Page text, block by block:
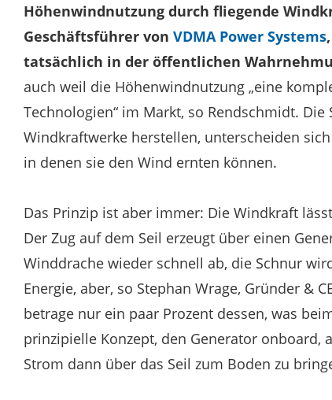
Höhenwindnutzung durch fliegende
Geschäftsführer von VDMA Power Systems
tatsächlich in der öffentlichen
auch weil die Höhenwindnutzung „eine
Technologien“ im Markt, so Rendschmidt.
Windkraftwerke herstellen, unterscheiden
in denen sie den Wind ernten können.
Das Prinzip ist aber immer: Die Windkraft
Der Zug auf dem Seil erzeugt über einen
Winddrache wieder schnell ab, die Schnur
Energie, aber, so Stephan Wrage, Gründer &
betrage nur ein paar Prozent dessen, was
prinzipielle Konzept, den Generator onboard,
Strom dann über das Seil zum Boden zu